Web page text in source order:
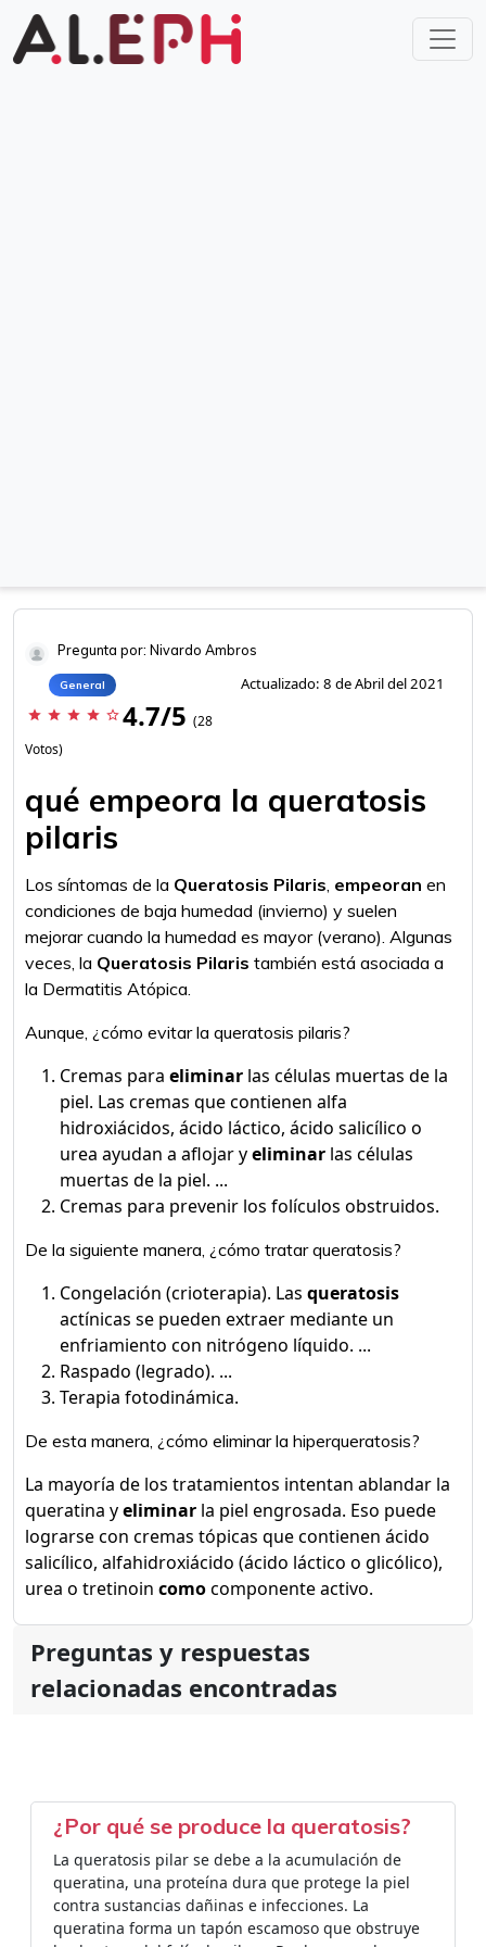
Pregunta por: Nivardo Ambros
General Actualizado: 8 de Abril del 2021
star star star star star_border 4.7/5 (28
Votos)
qué empeora la queratosis
pilaris
Los síntomas de la Queratosis Pilaris, empeoran en
condiciones de baja humedad (invierno) y suelen
mejorar cuando la humedad es mayor (verano). Algunas
veces, la Queratosis Pilaris también está asociada a
la Dermatitis Atópica.
Aunque, ¿cómo evitar la queratosis pilaris?
Cremas para eliminar las células muertas de la
piel. Las cremas que contienen alfa
hidroxiácidos, ácido láctico, ácido salicílico o
urea ayudan a aflojar yeliminar las células
muertas de la piel. ...
Cremas para prevenir los folículos obstruidos.
De la siguiente manera, ¿cómo tratar queratosis?
Congelación (crioterapia). Las queratosis
actínicas se pueden extraer mediante un
enfriamiento con nitrógeno líquido. ...
Raspado (legrado). ...
Terapia fotodinámica.
De esta manera, ¿cómo eliminar la hiperqueratosis?
La mayoría de los tratamientos intentan ablandar la
queratina yeliminar la piel engrosada. Eso puede
lograrse con cremas tópicas que contienen ácido
salicílico, alfahidroxiácido (ácido láctico o glicólico),
urea o tretinoin comocomponente activo.
Preguntas y respuestas
relacionadas encontradas
¿Por qué se produce la queratosis?
La queratosis pilar se debe a la acumulación de
queratina, una proteína dura que protege la piel
contra sustancias dañinas e infecciones. La
queratina forma un tapón escamoso que obstruye